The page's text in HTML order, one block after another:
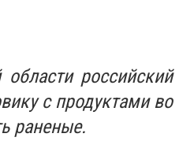
российский
с продуктами во
раненые.